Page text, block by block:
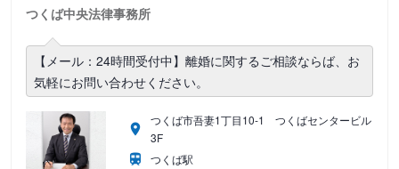
つくば中央法律事務所
【メール：24時間受付中】離婚に関するご相談ならば、お
気軽にお問い合わせください。
つくば市吾妻1丁目10-1 つくばセンタービル
3F
つくば駅